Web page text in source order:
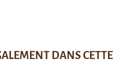
DANS CETTE